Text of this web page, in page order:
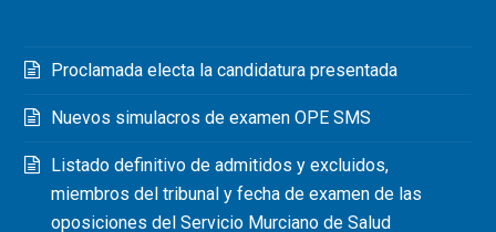
Proclamada electa la candidatura presentada
Nuevos simulacros de examen OPE SMS
Listado definitivo de admitidos y excluidos,
miembros del tribunal y fecha de examen de las
oposiciones del Servicio Murciano de Salud